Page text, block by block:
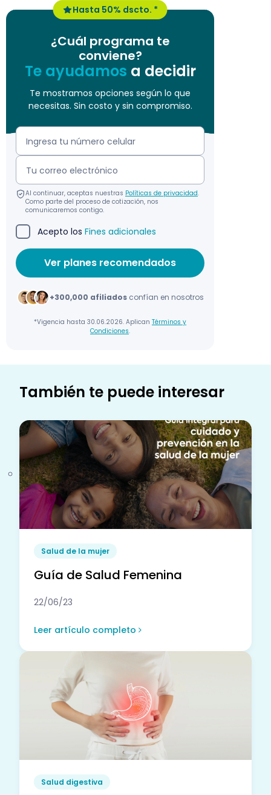
Hasta 50% dscto. *
¿Cuál programa te
conviene?
Te ayudamos a decidir
Te mostramos opciones según lo que
necesitas. Sin costo y sin compromiso.
Al continuar, aceptas nuestras Políticas de privacidad.
Como parte del proceso de cotización, nos
comunicaremos contigo.
Acepto los Fines adicionales
+300,000 afiliadosconfían en nosotros
*Vigencia hasta 30.06.2026. Aplican Términos y
Condiciones.
También te puede interesar
Salud de la mujer
Guía de Salud Femenina
22/06/23
Leer artículo completo
Salud digestiva